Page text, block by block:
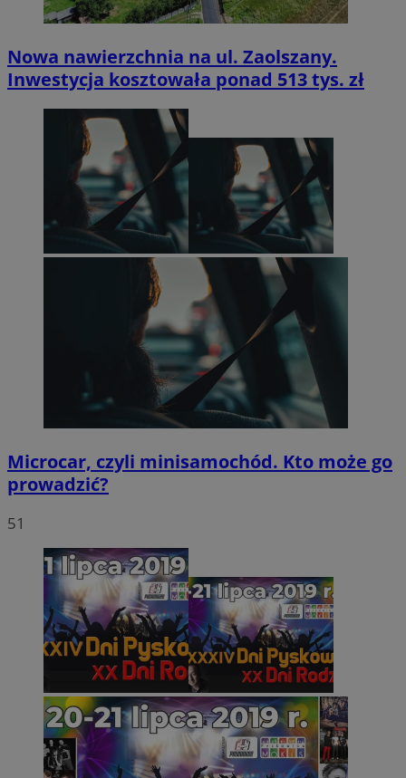
Nowa nawierzchnia na ul. Zaolszany.
Inwestycja kosztowała ponad 513 tys. zł
Microcar, czyli minisamochód. Kto może go
prowadzić?
51